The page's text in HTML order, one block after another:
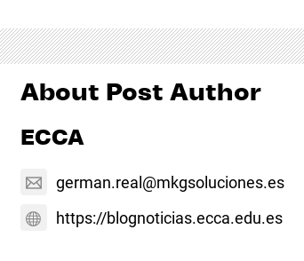
About Post Author
ECCA
german.real@mkgsoluciones.es
https://blognoticias.ecca.edu.es